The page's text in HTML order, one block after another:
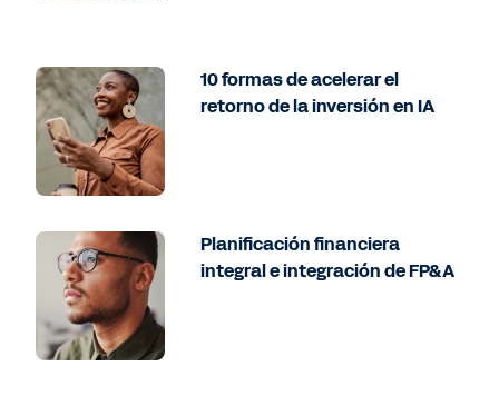
10 formas de acelerar el
retorno de la inversión en IA
Planificación financiera
integral e integración de FP&A